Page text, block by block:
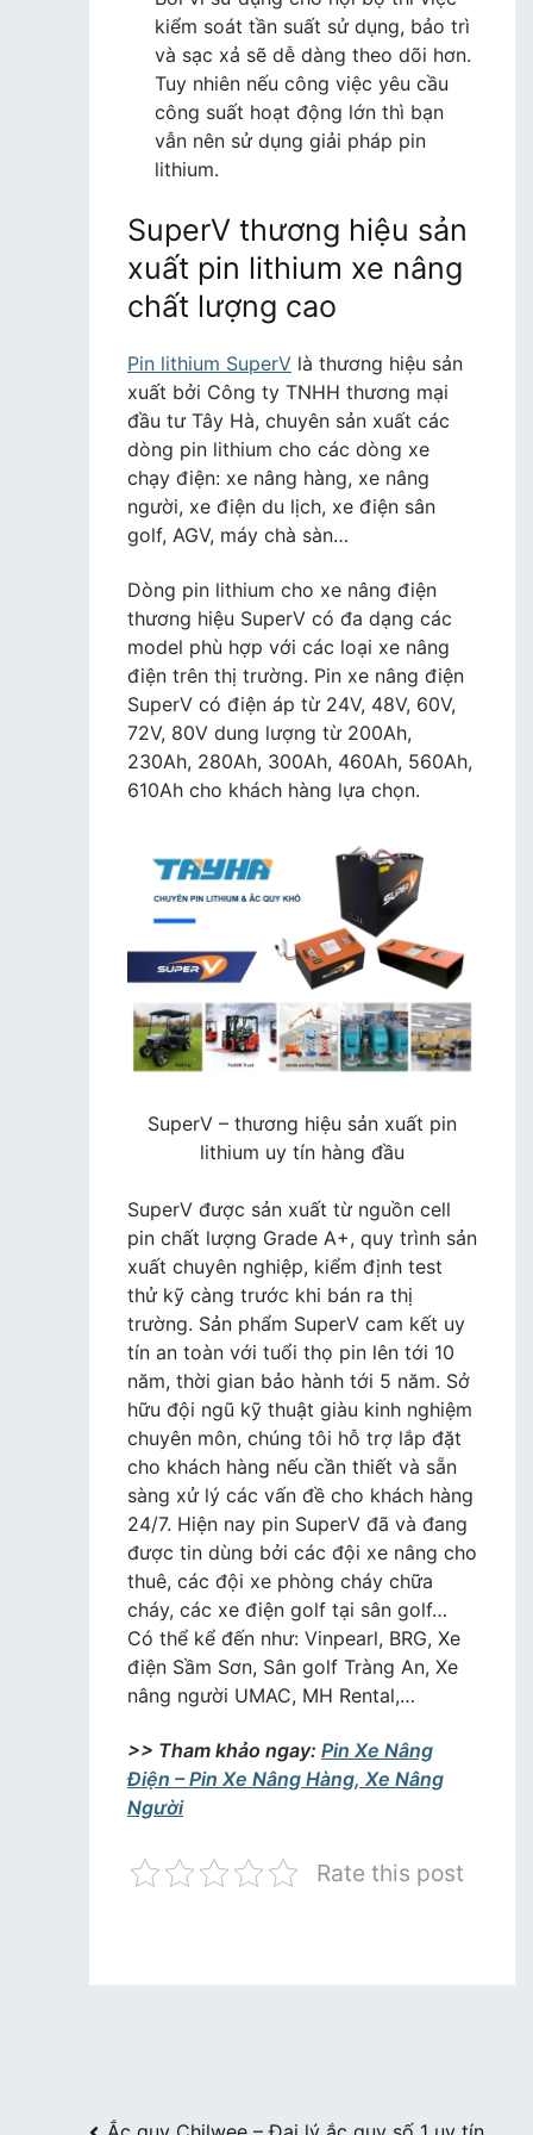
kiểm soát tần suất sử dụng, bảo trì
và sạc xả sẽ dễ dàng theo dõi hơn.
Tuy nhiên nếu công việc yêu cầu
công suất hoạt động lớn thì bạn
vẫn nên sử dụng giải pháp pin
lithium.
SuperV thương hiệu sản
xuất pin lithium xe nâng
chất lượng cao
Pin lithium SuperV là thương hiệu sản
xuất bởi Công ty TNHH thương mại
đầu tư Tây Hà, chuyên sản xuất các
dòng pin lithium cho các dòng xe
chạy điện: xe nâng hàng, xe nâng
người, xe điện du lịch, xe điện sân
golf, AGV, máy chà sàn…
Dòng pin lithium cho xe nâng điện
thương hiệu SuperV có đa dạng các
model phù hợp với các loại xe nâng
điện trên thị trường. Pin xe nâng điện
SuperV có điện áp từ 24V, 48V, 60V,
72V, 80V dung lượng từ 200Ah,
230Ah, 280Ah, 300Ah, 460Ah, 560Ah,
610Ah cho khách hàng lựa chọn.
SuperV – thương hiệu sản xuất pin
lithium uy tín hàng đầu
SuperV được sản xuất từ nguồn cell
pin chất lượng Grade A+, quy trình sản
xuất chuyên nghiệp, kiểm định test
thử kỹ càng trước khi bán ra thị
trường. Sản phẩm SuperV cam kết uy
tín an toàn với tuổi thọ pin lên tới 10
năm, thời gian bảo hành tới 5 năm. Sở
hữu đội ngũ kỹ thuật giàu kinh nghiệm
chuyên môn, chúng tôi hỗ trợ lắp đặt
cho khách hàng nếu cần thiết và sẵn
sàng xử lý các vấn đề cho khách hàng
24/7. Hiện nay pin SuperV đã và đang
được tin dùng bởi các đội xe nâng cho
thuê, các đội xe phòng cháy chữa
cháy, các xe điện golf tại sân golf…
Có thể kể đến như: Vinpearl, BRG, Xe
điện Sầm Sơn, Sân golf Tràng An, Xe
nâng người UMAC, MH Rental,…
>> Tham khảo ngay: Pin Xe Nâng
Điện – Pin Xe Nâng Hàng, Xe Nâng
Người
Rate this post